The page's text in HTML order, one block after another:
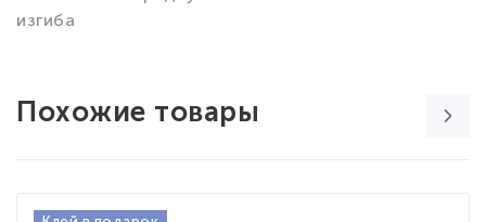
изгиба
Похожие товары